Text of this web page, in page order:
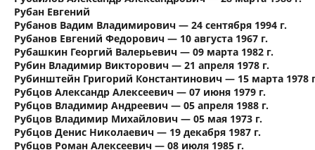
Рубан Евгений
Рубанов Вадим Владимирович — 24 сентября 1994 г.
Рубанов Евгений Федорович — 10 августа 1967 г.
Рубашкин Георгий Валерьевич — 09 марта 1982 г.
Рубин Владимир Викторович — 21 апреля 1978 г.
Рубинштейн Григорий Константинович — 15 марта 1978
Рубцов Александр Алексеевич — 07 июня 1979 г.
Рубцов Владимир Андреевич — 05 апреля 1988 г.
Рубцов Владимир Михайлович — 05 мая 1973 г.
Рубцов Денис Николаевич — 19 декабря 1987 г.
Рубцов Роман Алексеевич — 08 июля 1985 г.